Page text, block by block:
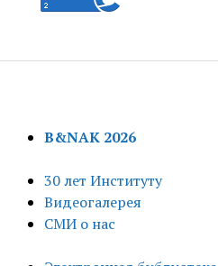
B&NAK 2026
30 лет Институту
Видеогалерея
СМИ о нас